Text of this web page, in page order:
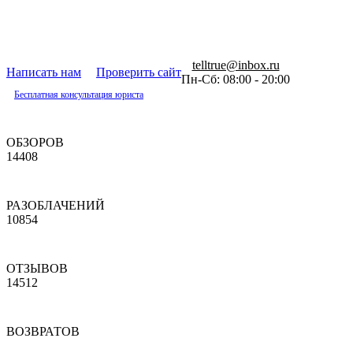
Написать нам Проверить сайт
telltrue@inbox.ru
Пн-Сб: 08:00 - 20:00
Бесплатная консультация юриста
ОБЗОРОВ
14408
РАЗОБЛАЧЕНИЙ
10854
ОТЗЫВОВ
14512
ВОЗВРАТОВ